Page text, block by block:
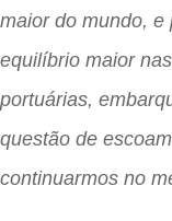
maior do mundo, e
equilíbrio maior
portuárias,
questão de
continuarmos no